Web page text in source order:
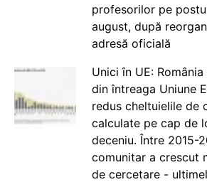
profesorilor pe
august, după
adresă oficială
Unici în UE:
din întreaga Uniune
redus cheltuielile de
calculate pe cap de
deceniu. Între 2015-
comunitar a crescut
de cercetare -